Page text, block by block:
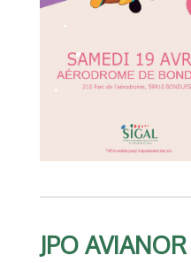
JPO AVIANOR